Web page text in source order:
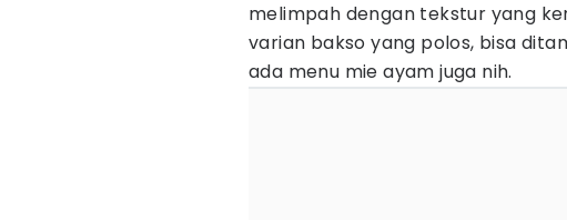
melimpah dengan tekstur yang
varian bakso yang polos, bisa
ada menu mie ayam juga nih.